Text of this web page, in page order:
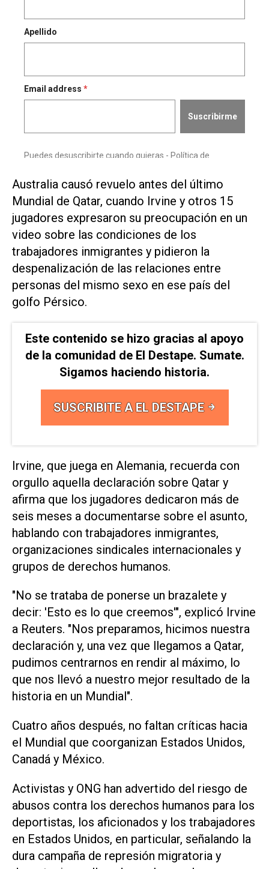
Australia causó revuelo antes del último
Mundial de Qatar, cuando Irvine y otros 15
jugadores expresaron su preocupación en un
video sobre las condiciones de los
trabajadores inmigrantes y pidieron la
despenalización de las relaciones entre
personas del mismo sexo en ese país del
golfo Pérsico.
Este contenido se hizo gracias al apoyo
de la comunidad de El Destape. Sumate.
Sigamos haciendo historia.
SUSCRIBITE A EL DESTAPE
Irvine, que juega en Alemania, recuerda con
orgullo aquella declaración sobre Qatar y ​
afirma que los jugadores dedicaron más ⁠de
seis meses a documentarse sobre el asunto,
hablando con trabajadores inmigrantes,
organizaciones sindicales internacionales y
grupos de ‌derechos humanos.
"No se trataba de ponerse un brazalete y
decir: 'Esto es lo que creemos'", ⁠explicó Irvine
a Reuters. "Nos preparamos, hicimos nuestra
declaración y, una vez ⁠que llegamos a Qatar,
pudimos centrarnos en rendir al máximo, lo
que nos llevó a nuestro mejor resultado de la
historia en un Mundial".
Cuatro años después, no faltan críticas hacia
el Mundial que coorganizan Estados Unidos,
Canadá y ⁠México.
Activistas y ONG han advertido del riesgo de
abusos contra los derechos humanos para los
deportistas, ​los aficionados y los trabajadores
en Estados Unidos, en particular, señalando la
dura campaña ‌de represión migratoria y